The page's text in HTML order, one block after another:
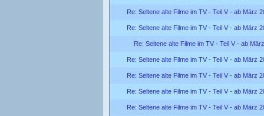
Re: Seltene alte Filme im TV - Teil V - ab März
Re: Seltene alte Filme im TV - Teil V - ab März
Re: Seltene alte Filme im TV - Teil V - ab
Re: Seltene alte Filme im TV - Teil V - ab März
Re: Seltene alte Filme im TV - Teil V - ab März
Re: Seltene alte Filme im TV - Teil V - ab März
Re: Seltene alte Filme im TV - Teil V - ab März